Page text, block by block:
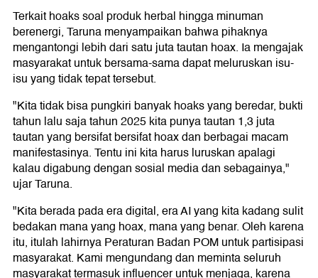
Terkait hoaks soal produk herbal hingga minuman
berenergi, Taruna menyampaikan bahwa pihaknya
mengantongi lebih dari satu juta tautan hoax. Ia mengajak
masyarakat untuk bersama-sama dapat meluruskan isu-
isu yang tidak tepat tersebut.
"Kita tidak bisa pungkiri banyak hoaks yang beredar, bukti
tahun lalu saja tahun 2025 kita punya tautan 1,3 juta
tautan yang bersifat bersifat hoax dan berbagai macam
manifestasinya. Tentu ini kita harus luruskan apalagi
kalau digabung dengan sosial media dan sebagainya,"
ujar Taruna.
"Kita berada pada era digital, era AI yang kita kadang sulit
bedakan mana yang hoax, mana yang benar. Oleh karena
itu, itulah lahirnya Peraturan Badan POM untuk partisipasi
masyarakat. Kami mengundang dan meminta seluruh
masyarakat termasuk influencer untuk menjaga, karena